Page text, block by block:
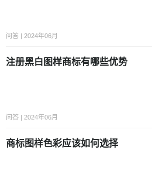
问答 | 2024年06月
注册黑白图样商标有哪些优势
问答 | 2024年06月
商标图样色彩应该如何选择